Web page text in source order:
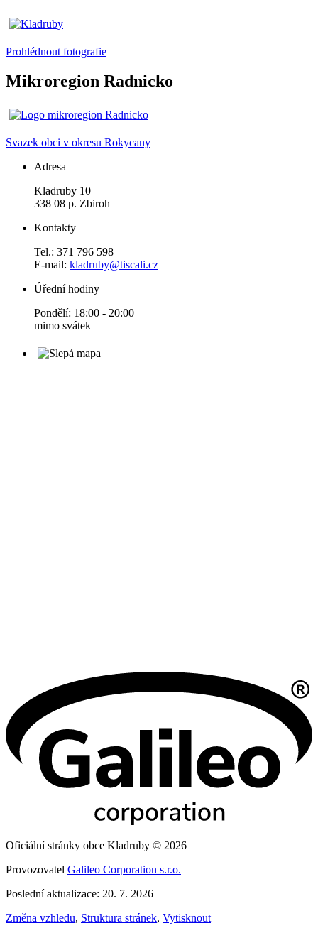
Prohlédnout fotografie
Mikroregion Radnicko
Svazek obci v okresu Rokycany
Adresa
Kladruby 10
338 08 p. Zbiroh
Kontakty
Tel.: 371 796 598
E-mail: kladruby@tiscali.cz
Úřední hodiny
Pondělí: 18:00 - 20:00
mimo svátek
Oficiální stránky obce Kladruby © 2026
Provozovatel Galileo Corporation s.r.o.
Poslední aktualizace: 20. 7. 2026
Změna vzhledu, Struktura stránek, Vytisknout